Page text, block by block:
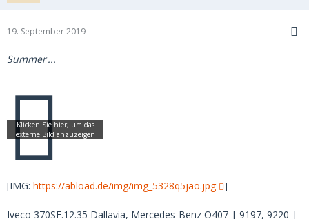
19. September 2019
Summer...
[IMG: https://abload.de/img/img_5328q5jao.jpg ]
Iveco 370SE.12.35 Dallavia, Mercedes-Benz O407 | 9197, 9220 |